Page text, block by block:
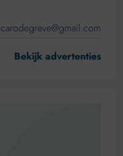
carodegreve@gmail.com
Bekijk advertenties